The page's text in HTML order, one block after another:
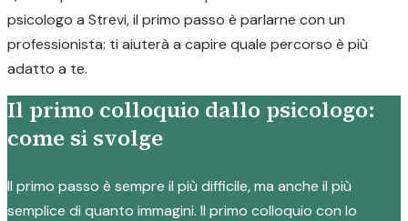
psicologo a Strevi, il primo passo è parlarne con un
professionista: ti aiuterà a capire quale percorso è più
adatto a te.
Il primo colloquio dallo psicologo:
come si svolge
Il primo passo è sempre il più difficile, ma anche il più
semplice di quanto immagini. Il primo colloquio con lo